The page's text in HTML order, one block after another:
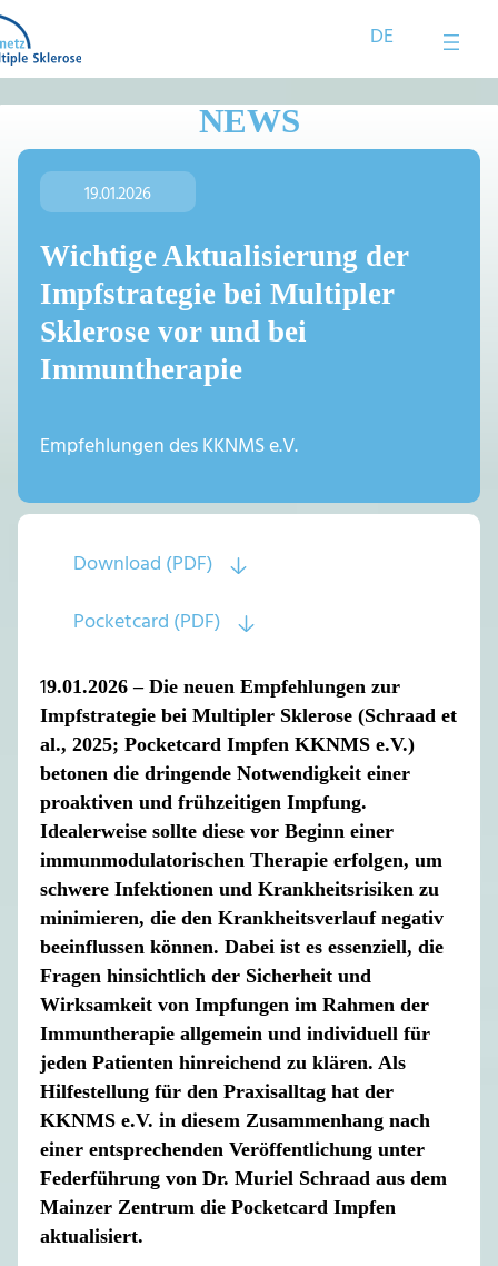
Zum
Inhalt
springen
NEWS
19.01.2026
Wichtige Aktualisierung der
Impfstrategie bei Multipler
Sklerose vor und bei
Immuntherapie
Empfehlungen des KKNMS e.V.
Download (PDF)
Pocketcard (PDF)
19.01.2026 – Die neuen Empfehlungen zur
Impfstrategie bei Multipler Sklerose (Schraad et
al., 2025; Pocketcard Impfen KKNMS e.V.)
betonen die dringende Notwendigkeit einer
proaktiven und frühzeitigen Impfung.
Idealerweise sollte diese vor Beginn einer
immunmodulatorischen Therapie erfolgen, um
schwere Infektionen und Krankheitsrisiken zu
minimieren, die den Krankheitsverlauf negativ
beeinflussen können. Dabei ist es essenziell, die
Fragen hinsichtlich der Sicherheit und
Wirksamkeit von Impfungen im Rahmen der
Immuntherapie allgemein und individuell für
jeden Patienten hinreichend zu klären. Als
Hilfestellung für den Praxisalltag hat der
KKNMS e.V. in diesem Zusammenhang nach
einer entsprechenden Veröffentlichung unter
Federführung von Dr. Muriel Schraad aus dem
Mainzer Zentrum die Pocketcard Impfen
aktualisiert.
DE